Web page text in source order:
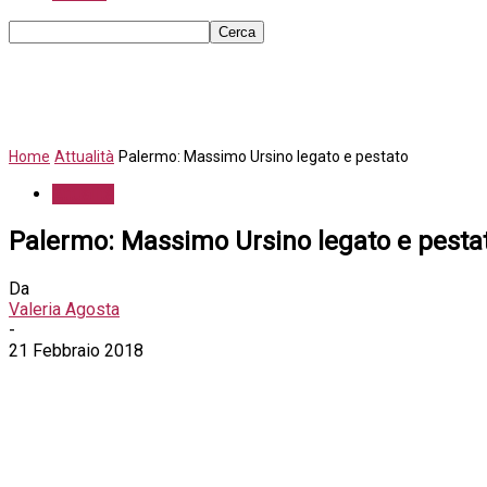
Home Attualità Palermo: Massimo Ursino legato e pestato
Palermo: Massimo Ursino legato e
Da
Valeria Agosta
-
21 Febbraio 2018